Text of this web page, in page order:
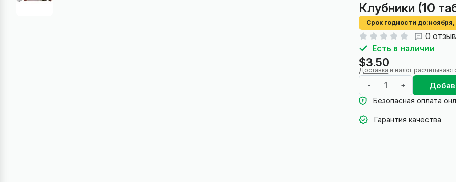
Клубники (10
Срок годности до:
0
Есть в наличии
$3.50
Доставка и налог
- +
Безопасная оплата
Гарантия качества